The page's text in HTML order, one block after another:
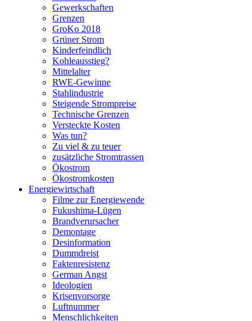
Gewerkschaften
Grenzen
GroKo 2018
Grüner Strom
Kinderfeindlich
Kohleausstieg?
Mittelalter
RWE-Gewinne
Stahlindustrie
Steigende Strompreise
Technische Grenzen
Versteckte Kosten
Was tun?
Zu viel & zu teuer
zusätzliche Stromtrassen
Ökostrom
Ökostromkosten
Energiewirtschaft
Filme zur Energiewende
Fukushima-Lügen
Brandverursacher
Demontage
Desinformation
Dummdreist
Faktenresistenz
German Angst
Ideologien
Krisenvorsorge
Luftnummer
Menschlichkeiten